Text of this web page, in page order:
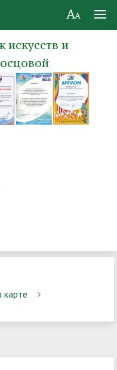
искусств и
карте